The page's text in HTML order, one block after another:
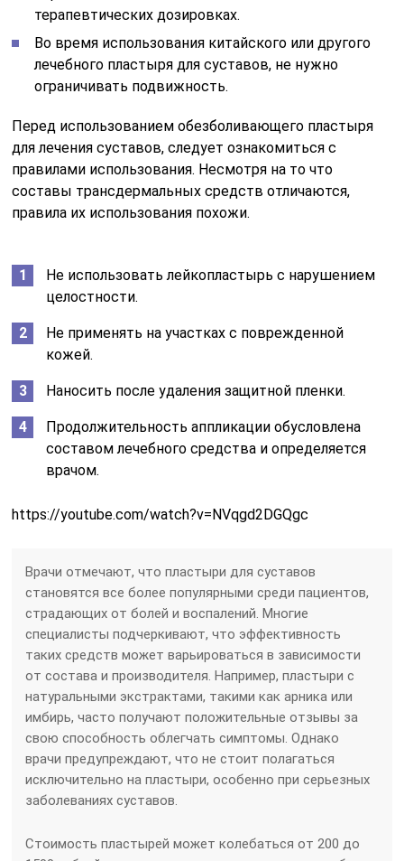
терапевтических дозировках.
Во время использования китайского или другого
лечебного пластыря для суставов, не нужно
ограничивать подвижность.
Перед использованием обезболивающего пластыря
для лечения суставов, следует ознакомиться с
правилами использования. Несмотря на то что
составы трансдермальных средств отличаются,
правила их использования похожи.
Не использовать лейкопластырь с нарушением
целостности.
Не применять на участках с поврежденной
кожей.
Наносить после удаления защитной пленки.
Продолжительность аппликации обусловлена
составом лечебного средства и определяется
врачом.
https://youtube.com/watch?v=NVqgd2DGQgc
Врачи отмечают, что пластыри для суставов
становятся все более популярными среди пациентов,
страдающих от болей и воспалений. Многие
специалисты подчеркивают, что эффективность
таких средств может варьироваться в зависимости
от состава и производителя. Например, пластыри с
натуральными экстрактами, такими как арника или
имбирь, часто получают положительные отзывы за
свою способность облегчать симптомы. Однако
врачи предупреждают, что не стоит полагаться
исключительно на пластыри, особенно при серьезных
заболеваниях суставов.
Стоимость пластырей может колебаться от 200 до